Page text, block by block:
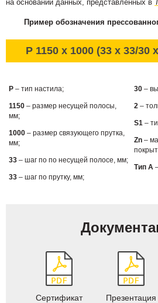
на основании данных, представленных в
Пример обозначения
P 1150 x 1000 (33 x 33/30
P – тип настила;
1150 – размер несущей полосы,
мм;
1000 – размер связующего прутка,
мм;
33 – шаг по по несущей полосе, мм;
33 – шаг по прутку, мм;
30 –
2 –
S1 –
Zn –
Тип А
Сертификат Презентация